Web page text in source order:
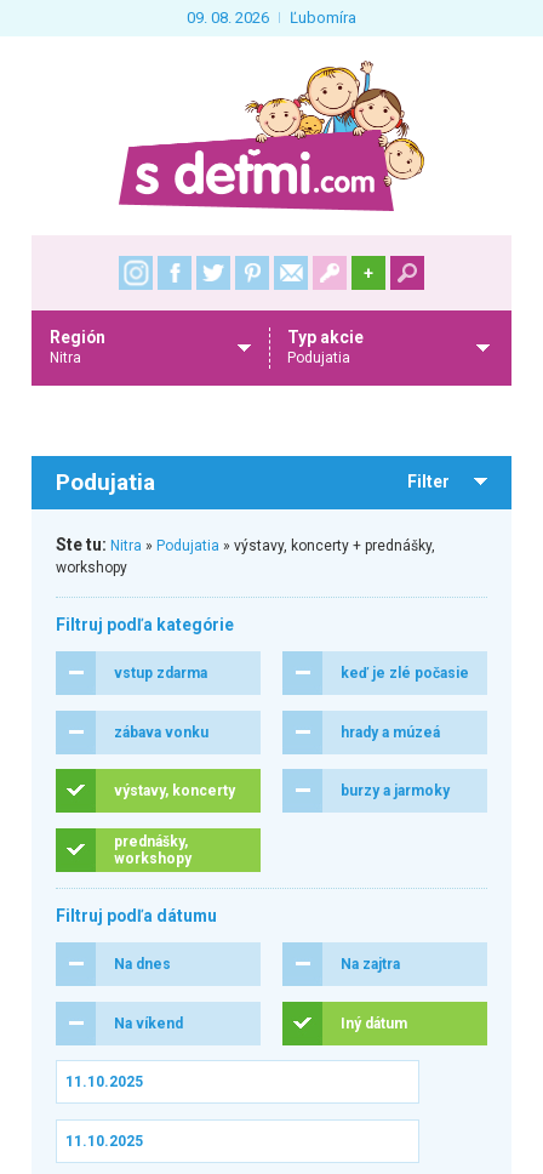
09. 08. 2026 Ľubomíra
+
Región
Nitra
Typ akcie
Podujatia
Podujatia Filter
Ste tu: Nitra » Podujatia » výstavy, koncerty + prednášky,
workshopy
Filtruj podľa kategórie
vstup zdarma keď je zlé počasie
zábava vonku hrady a múzeá
výstavy, koncerty burzy a jarmoky
prednášky,
workshopy
Filtruj podľa dátumu
Na dnes Na zajtra
Na víkend Iný dátum